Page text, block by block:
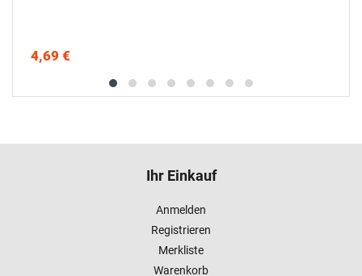
4,69 €
Ihr Einkauf
Anmelden
Registrieren
Merkliste
Warenkorb